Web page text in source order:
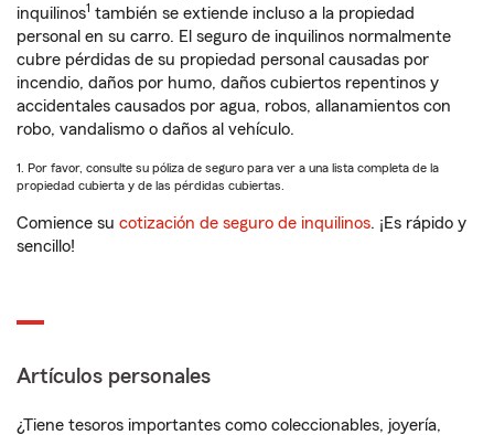
inquilinos1 también se extiende incluso a la propiedad
personal en su carro. El seguro de inquilinos normalmente
cubre pérdidas de su propiedad personal causadas por
incendio, daños por humo, daños cubiertos repentinos y
accidentales causados por agua, robos, allanamientos con
robo, vandalismo o daños al vehículo.
1. Por favor, consulte su póliza de seguro para ver a una lista completa de la
propiedad cubierta y de las pérdidas cubiertas.
Comience su cotización de seguro de inquilinos. ¡Es rápido y
sencillo!
Artículos personales
¿Tiene tesoros importantes como coleccionables, joyería,